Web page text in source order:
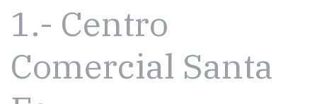
1.- Centro
Comercial Santa